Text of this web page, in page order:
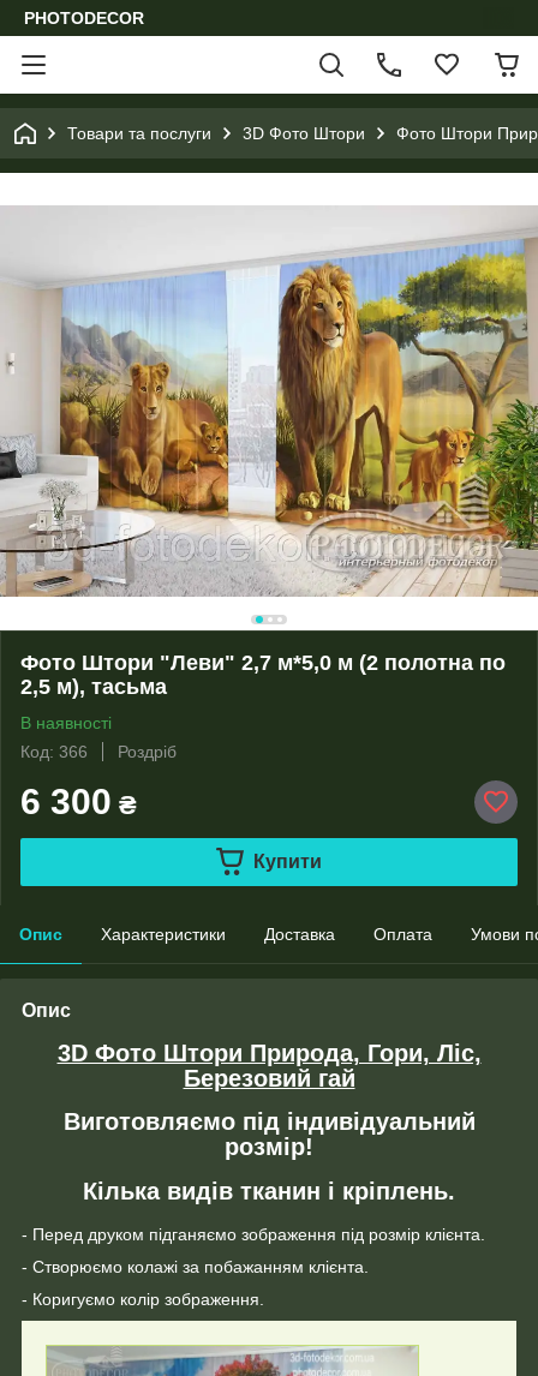
PHOTODECOR
Товари та послуги 3D Фото Штори Фото Штори
Фото Штори "Леви" 2,7 м*5,0 м (2 полотна по
2,5 м), тасьма
В наявності
Код: 366
Роздріб
6 300 ₴
Купити
Опис Характеристики Доставка Оплата Умови
Опис
3D Фото Штори Природа, Гори, Ліс,
Березовий гай
Виготовляємо під індивідуальний
розмір!
Кілька видів тканин і кріплень.
- Перед друком підганяємо зображення під розмір клієнта.
- Створюємо колажі за побажанням клієнта.
- Коригуємо колір зображення.